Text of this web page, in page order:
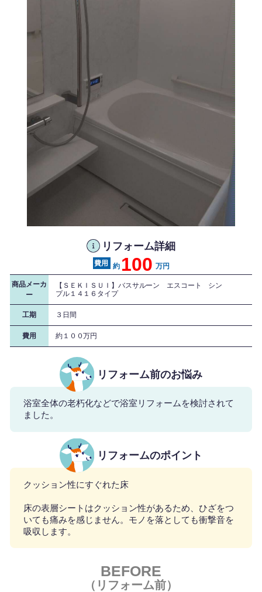
リフォーム詳細
約 100 万円
商品メーカ
ー
【ＳＥＫＩＳＵＩ】バスサルーン エスコート シン
プル１４１６タイプ
工期 ３日間
費用 約１００万円
リフォーム前のお悩み
浴室全体の老朽化などで浴室リフォームを検討されて
ました。
リフォームのポイント
クッション性にすぐれた床
床の表層シートはクッション性があるため、ひざをつ
いても痛みを感じません。モノを落としても衝撃音を
吸収します。
BEFORE
（リフォーム前）